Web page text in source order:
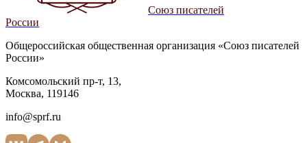
Союз писателей
России
Общероссийская общественная организация «Союз писателей
России»
Комсомольский пр-т, 13,
Москва, 119146
info@sprf.ru